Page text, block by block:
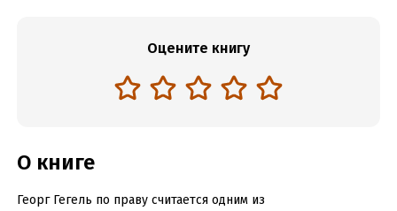
Оцените книгу
О книге
Георг Гегель по праву считается одним из